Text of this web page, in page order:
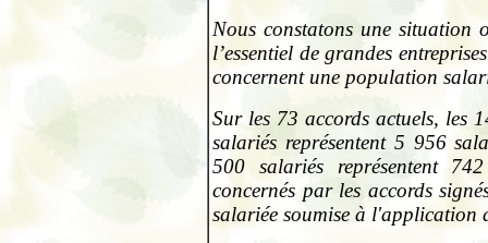
Nous constatons une situation
l’essentiel de grandes
concernent une population
Sur les 73 accords actuels, les
salariés représentent 5 956
500 salariés représentent
concernés par les accords
salariée soumise à